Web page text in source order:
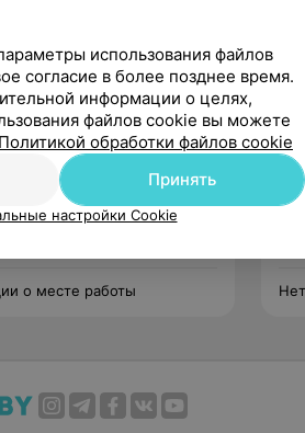
Витальевна
Высшая категория
о месте работы
использования файлов
согласие в более позднее время.
информации о целях,
файлов cookie вы можете
Политикой обработки файлов cookie
Принять
настройки Cookie